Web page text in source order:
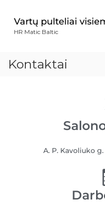
Vartų pulteliai
HR Matic Baltic
Kontaktai
A. P. Kavoliuko